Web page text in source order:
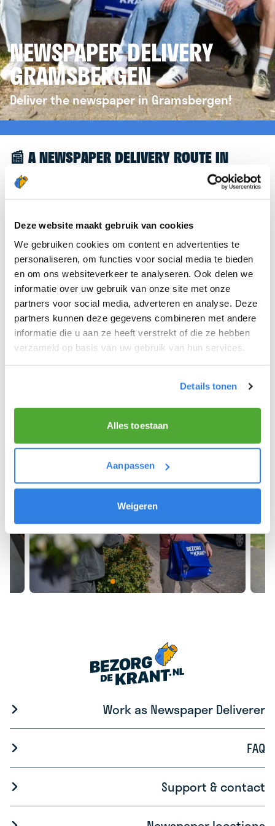
Deze website maakt gebruik van cookies
We gebruiken cookies om content en advertenties te
personaliseren, om functies voor social media te bieden
en om ons websiteverkeer te analyseren. Ook delen we
informatie over uw gebruik van onze site met onze
partners voor social media, adverteren en analyse. Deze
partners kunnen deze gegevens combineren met andere
informatie die u aan ze heeft verstrekt of die ze hebben
verzameld op basis van uw gebruik van hun services.
Details tonen
Alles toestaan
Aanpassen
Weigeren
NEWSPAPER DELIVERY
GRAMSBERGEN
Deliver the newspaper in Gramsbergen!
📰 A NEWSPAPER DELIVERY ROUTE IN
GRAMSBERGEN
Great to see you're interested in a newspaper
further, we’d like to refer you to the
krantenbezorgen.nl website. There, you can easily
sign up to deliver newspapers in Gramsbergen.
We hope you can get started soon and wish you
the best of luck! 🚴‍♂️💨
Work as Newspaper Deliverer
FAQ
Support & contact